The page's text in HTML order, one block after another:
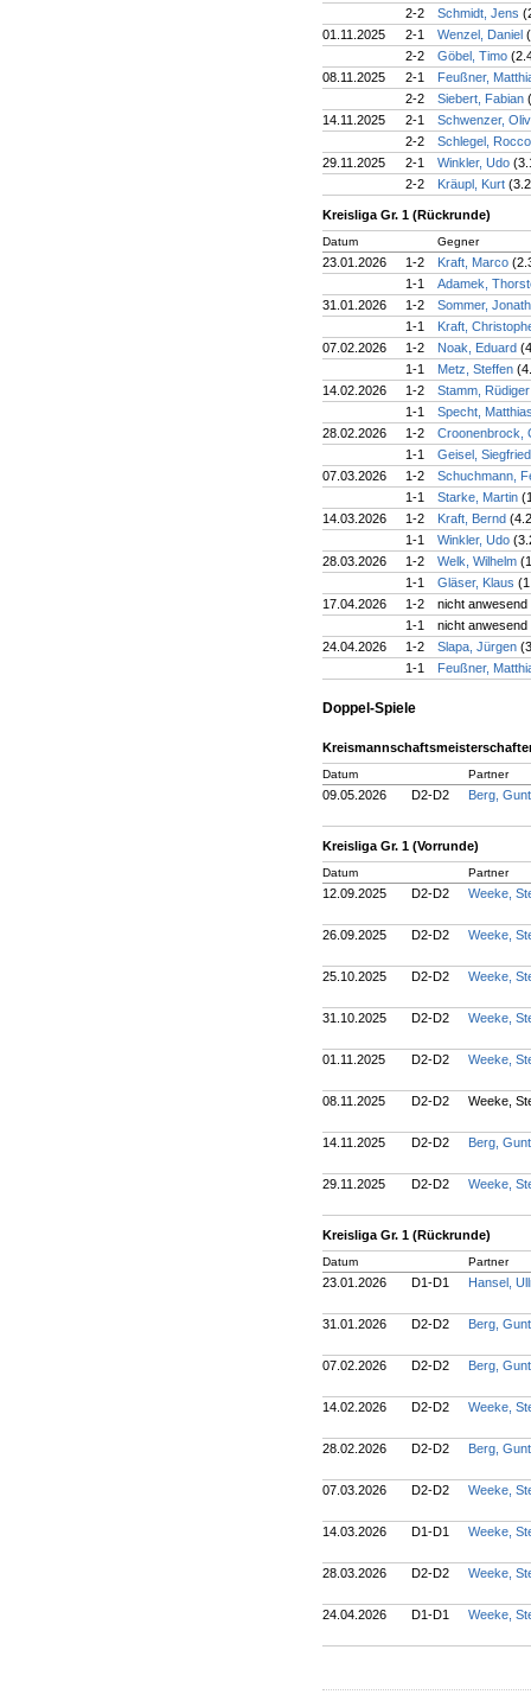
2-2
Schmidt, Jens
01.11.2025
2-1 Wenzel, Daniel
2-2
Göbel, Timo
08.11.2025
2-1
Feußner,
2-2
Siebert, Fabian
14.11.2025
2-1
Schwenzer,
2-2
Schlegel,
29.11.2025
2-1 Winkler, Udo
2-2
Kräupl, Kurt
Kreisliga Gr. 1 (Rückrunde)
Datum Gegner
23.01.2026 1-2 Kraft, Marco
1-1
Adamek,
31.01.2026
1-2
Sommer,
1-1
Kraft,
07.02.2026
1-2 Noak, Eduard
1-1
Metz, Steffen
14.02.2026
1-2
Stamm,
1-1
Specht,
28.02.2026
1-2
Croonenbrock,
1-1
Geisel,
07.03.2026
1-2
Schuchmann,
1-1
Starke, Martin
14.03.2026
1-2 Kraft, Bernd
1-1
Winkler, Udo
28.03.2026
1-2 Welk, Wilhelm
1-1
Gläser, Klaus
17.04.2026
1-2
nicht anwesend
1-1
nicht anwesend
24.04.2026
1-2 Slapa, Jürgen
1-1
Feußner,
Doppel-Spiele
Datum Partner
09.05.2026 D2-D2 Berg,
Kreisliga Gr. 1 (Vorrunde)
Datum Partner
12.09.2025 D2-D2 Weeke,
26.09.2025 D2-D2 Weeke,
25.10.2025 D2-D2 Weeke,
31.10.2025 D2-D2 Weeke,
01.11.2025 D2-D2 Weeke,
08.11.2025 D2-D2 Weeke,
14.11.2025 D2-D2 Berg,
29.11.2025 D2-D2 Weeke,
Kreisliga Gr. 1 (Rückrunde)
Datum Partner
23.01.2026 D1-D1 Hansel,
31.01.2026 D2-D2 Berg,
07.02.2026 D2-D2 Berg,
14.02.2026 D2-D2 Weeke,
28.02.2026 D2-D2 Berg,
07.03.2026 D2-D2 Weeke,
14.03.2026 D1-D1 Weeke,
28.03.2026 D2-D2 Weeke,
24.04.2026 D1-D1 Weeke,